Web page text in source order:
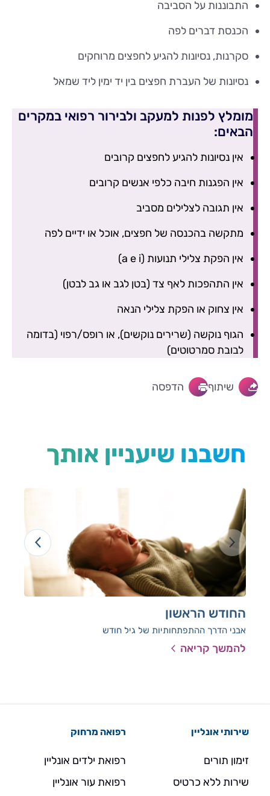
התבוננות על הסביבה
הכנסת דברים לפה
סקרנות, נסיונות להגיע לחפצים מרוחקים
נסיונות של העברת חפצים בין יד ימין ליד שמאל
מומלץ לפנות למעקב ולבירור רפואי במקרים
הבאים:
אין נסיונות להגיע לחפצים קרובים
אין הפגנות חיבה כלפי אנשים קרובים
אין תגובה לצלילים מסביב
מתקשה בהכנסה של חפצים, אוכל או ידיים לפה
אין הפקת צלילי תנועות (a e i)
אין התהפכות לאף צד (בטן לגב או גב לבטן)
אין צחוק או הפקת צלילי הנאה
הגוף נוקשה (שרירים נוקשים), או רופס/רפוי (בדומה
לבובת סמרטוטים)
שיתוף הדפסה
חשבנו שיעניין אותך
החודש הראשון
אבני הדרך ההתפתחותיות של גיל חודש
להמשך קריאה
שירותי אונליין
זימון תורים
שירות ללא כרטיס
רפואה מרחוק
רפואת ילדים אונליין
רפואת עור אונליין